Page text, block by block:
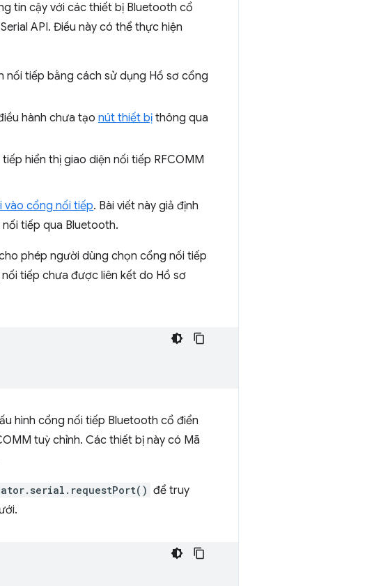
tin cậy với các thiết bị Bluetooth cổ
API. Điều này có thể thực hiện
nối tiếp bằng cách sử dụng Hồ sơ cổng
hành chưa tạo nút thiết bị thông qua
hiển thị giao diện nối tiếp RFCOMM
vào cổng nối tiếp. Bài viết này giả định
tiếp qua Bluetooth.
phép người dùng chọn cổng nối tiếp
tiếp chưa được liên kết do Hồ sơ
hình cổng nối tiếp Bluetooth cổ điển
tuỳ chỉnh. Các thiết bị này có Mã
để truy